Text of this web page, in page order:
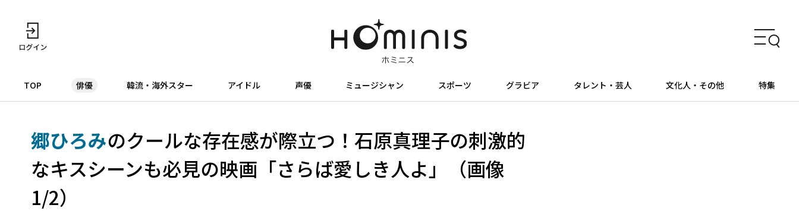
TOP 俳優 韓流・海外スター アイドル 声優 ミュージシャン スポーツ グラビア タレント・芸人 文化人・その他 特集
郷ひろみのクールな存在感が際立つ！石原真理子の刺激的
なキスシーンも必見の映画「さらば愛しき人よ」（画像
1/2）